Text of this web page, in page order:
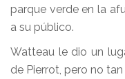
parque verde en la
a su público.
Watteau le dio un
de Pierrot, pero no